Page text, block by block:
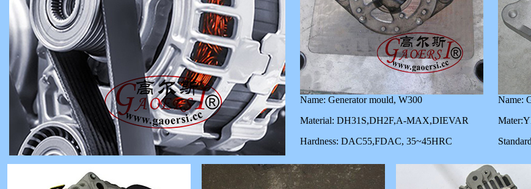
Name: Generator mould, W300
Material: DH31S,DH2F,A-MAX,DIEVAR
Hardness: DAC55,FDAC, 35~45HRC
Name: